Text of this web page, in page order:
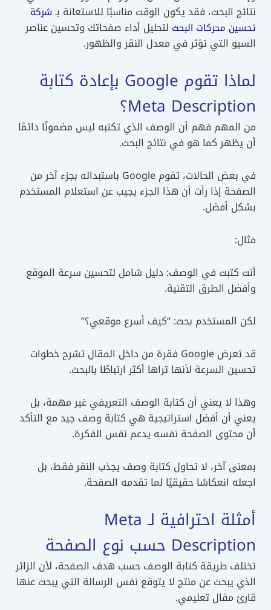
نتائج البحث، فقد يكون الوقت مناسبًا للاستعانة بـشركة
تحسين محركات البحث لتحليل أداء صفحاتك وتحسين عناصر
السيو التي تؤثر في معدل النقر والظهور.
لماذا تقوم Google بإعادة كتابة
Meta Description؟
من المهم فهم أن الوصف الذي تكتبه ليس مضمونًا دائمًا
أن يظهر كما هو في نتائج البحث.
في بعض الحالات، تقوم Google باستبداله بجزء آخر من
الصفحة إذا رأت أن هذا الجزء يجيب عن استعلام المستخدم
بشكل أفضل.
مثال:
أنت كتبت في الوصف: دليل شامل لتحسين سرعة الموقع
وأفضل الطرق التقنية.
لكن المستخدم بحث: “كيف أسرع موقعي؟”
قد تعرض Google فقرة من داخل المقال تشرح خطوات
تحسين السرعة لأنها تراها أكثر ارتباطًا بالبحث.
وهذا لا يعني أن كتابة الوصف التعريفي غير مهمة، بل
يعني أن أفضل استراتيجية هي كتابة وصف جيد مع التأكد
أن محتوى الصفحة نفسه يدعم نفس الفكرة.
بمعنى آخر، لا تحاول كتابة وصف يجذب النقر فقط، بل
اجعله انعكاسًا حقيقيًا لما تقدمه الصفحة.
أمثلة احترافية لـ Meta
Description حسب نوع الصفحة
تختلف طريقة كتابة الوصف حسب هدف الصفحة، لأن الزائر
الذي يبحث عن منتج لا يتوقع نفس الرسالة التي يبحث عنها
قارئ مقال تعليمي.